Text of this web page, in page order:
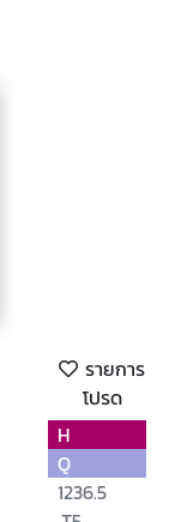
รายการ
โปรด
H
Q
1236.5